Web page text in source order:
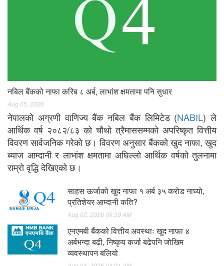
नबिल बैंकको नाफा करिब ८ अर्ब, लाभांश क्षमतामा पनि सुधार
Aug 05, 2026
नेपालको अग्रणी वाणिज्य बैंक नबिल बैंक लिमिटेड (NABIL) ले
आर्थिक वर्ष २०८२/८३ को चौथो त्रैमाससम्मको अपरिष्कृत वित्तीय
विवरण सार्वजनिक गरेको छ। विवरण अनुसार बैंकको खुद नाफा, खुद
ब्याज आम्दानी र लाभांश क्षमतामा अघिल्लो आर्थिक वर्षको तुलनामा
राम्रो वृद्धि देखिएको छ।
साहस ऊर्जाको खुद नाफा १ अर्ब ३५ करोड नाघ्यो,
प्रतिशेयर आम्दानी कति?
Aug 02, 2026 09:39 AM
एनएमबी बैंकको वित्तीय अवस्थाः खुद नाफा ४
अर्बभन्दा बढी, निष्कृय कर्जा बढेपनि जोखिम
व्यवस्थापन बलियो